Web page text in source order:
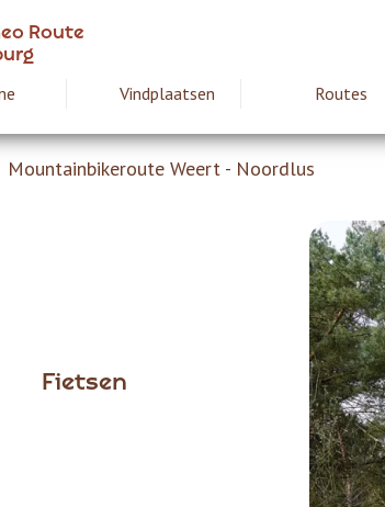
Route
Vindplaatsen Routes
Mountainbikeroute Weert - Noordlus
Fietsen